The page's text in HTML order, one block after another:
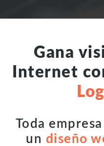
Gana
Internet
Toda
un diseño